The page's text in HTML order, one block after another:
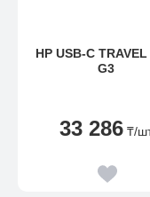
HP USB-C
G3
33 286 ₸/